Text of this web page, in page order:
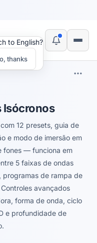
Isócronos
12 presets, guia de
e modo de imersão em
fones — funciona em
5 faixas de ondas
de rampa de
avançados
forma de onda, ciclo
e profundidade de
to English?
thanks